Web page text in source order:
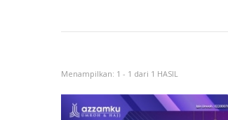
Menampilkan: 1 - 1 dari 1 HASIL